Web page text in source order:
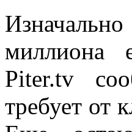
миллиона
Piter.tv
требует от